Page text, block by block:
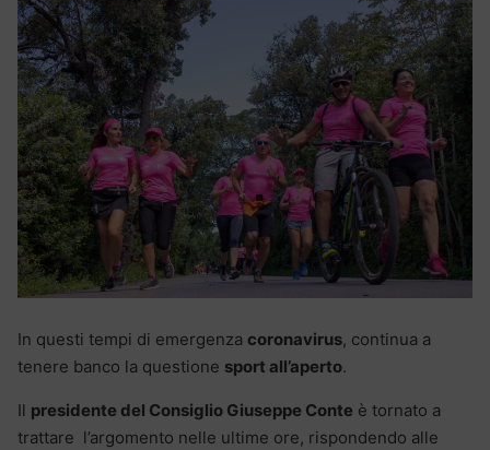
In questi tempi di emergenza coronavirus, continua a
tenere banco la questione sport all’aperto.
Il presidente del Consiglio Giuseppe Conte è tornato a
trattare l’argomento nelle ultime ore, rispondendo alle